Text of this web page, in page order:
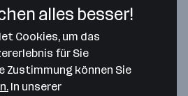
unseren Cookie-
zu, um diese Karte
anzuzeigen.
geben
alles besser!
Cookies, um das
für Sie
Zustimmung können Sie
In unserer